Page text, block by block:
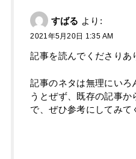
すばる より:
2021年5月20日 1:35 AM
記事を読んでくださりあ
記事のネタは無理にいろ
うとぜず、既存の記事
で、ぜひ参考にしてみて